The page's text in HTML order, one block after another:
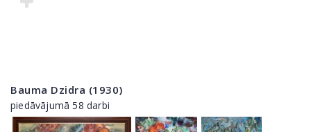
Bauma Dzidra (1930)
piedāvājumā 58 darbi